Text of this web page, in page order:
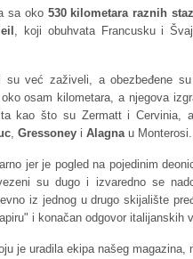
sa oko 530 kilometara raznih
, koji obuhvata Francusku i
su već zaživeli, a obezbeđene
osam kilometara, a njegova
kao što su Zermatt i Cervinia,
, Gressoney i Alagnau Monterosi.
jer je pogled na pojedinim
su dugo i izvaredno se
iz jednog u drugo skijalište
i konačan odgovor italijanskih
je uradila ekipa našeg magazina,